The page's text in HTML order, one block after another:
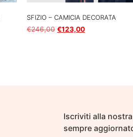
SFIZIO – CAMICIA DECORATA
€246,00 €123,00
Iscriviti alla
sempre